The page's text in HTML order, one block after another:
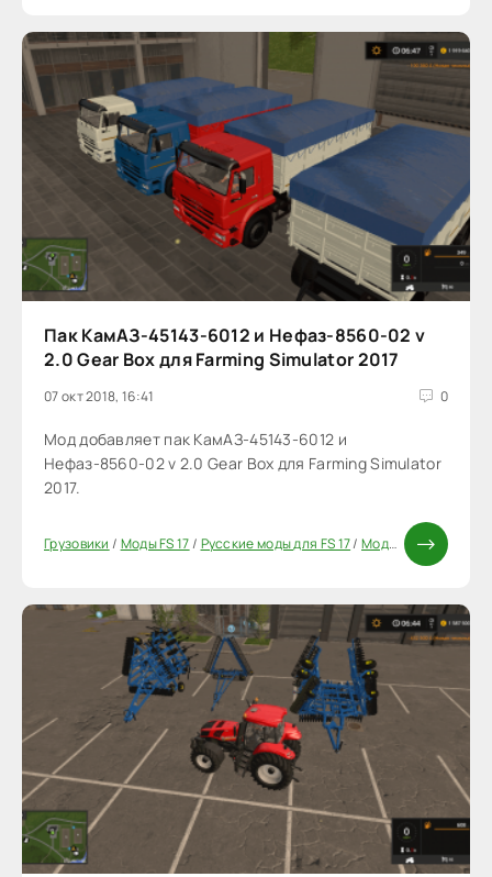
Пак КамАЗ-45143-6012 и Нефаз-8560-02 v
2.0 Gear Box для Farming Simulator 2017
07 окт 2018, 16:41 0
Мод добавляет пак КамАЗ-45143-6012 и
Нефаз-8560-02 v 2.0 Gear Box для Farming Simulator
2017.
Грузовики / Моды FS 17/ Русские моды для FS 17/Моды ФС 17 /Паки